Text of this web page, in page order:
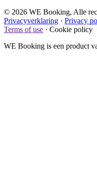
© 2026 WE Booking, Alle
Privacyverklaring · Privacy
Terms of use · Cookie policy
WE Booking is een product